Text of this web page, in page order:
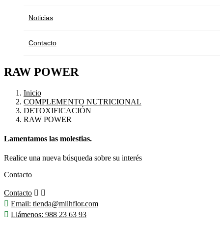
Noticias
Contacto
RAW POWER
Inicio
COMPLEMENTO NUTRICIONAL
DETOXIFICACIÓN
RAW POWER
Lamentamos las molestias.
Realice una nueva búsqueda sobre su interés
Contacto
Contacto  
 Email: tienda@milhflor.com
 Llámenos: 988 23 63 93